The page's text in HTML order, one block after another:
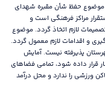
موضوع حفظ شأن مقبره شهدای
مراکز فرهنگی است و
لازم اتخاذ گردد. موضوع
و اقدامات لازم معمول گردد.
پذیرفته نیست. آمایش
قرار داده شود، تمامی فضاهای
ورزشی را ندارد و محل درآمد